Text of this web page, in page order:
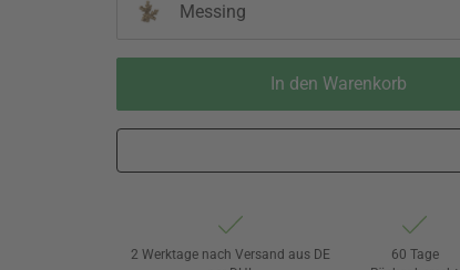
Messing
In den Warenkorb
2 Werktage nach Versand aus DE
60 Tage